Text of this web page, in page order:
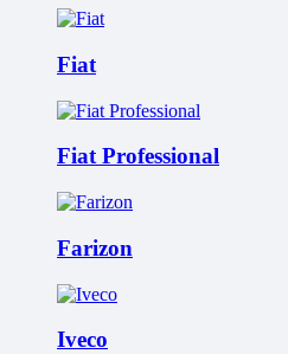
Fiat
Fiat Professional
Farizon
Iveco